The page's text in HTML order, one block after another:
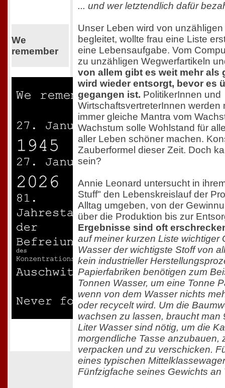
We
remember
... und wer letztendlich dafür
Unser Leben wird von
begleitet, wollte frau eine Liste
eine Lebensaufgabe. Vom
zu unzähligen Wegwerfartikeln
von allem gibt es weit mehr als
wird wieder entsorgt, bevor es
gegangen ist. PolitikerInnen und
WirtschaftsvertreterInnen werden
immer gleiche Mantra vom
Wachstum solle Wohlstand für
aller Leben schöner machen.
Zauberformel dieser Zeit. Doch
sein?
Annie Leonard untersucht in
Stuff" den Lebenskreislauf der
Alltag umgeben, von der
über die Produktion bis zur
Ergebnisse sind oft
auf meiner kurzen Liste wichtiger
Wasser der wichtigste Stoff von
kein industrieller
Papierfabriken benötigen zum
Tonnen Wasser, um eine Tonne
wenn von dem Wasser nichts
oder recycelt wird. Um die
wachsen zu lassen, braucht man
Liter Wasser sind nötig, um die
morgendliche Tasse anzubauen,
verpacken und zu verschicken.
eines typischen
Fünfzigfache seines Gewichts an